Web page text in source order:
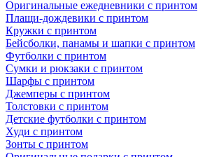
Оригинальные ежедневники с принтом
Плащи-дождевики с принтом
Кружки с принтом
Бейсболки, панамы и шапки с принтом
Футболки с принтом
Сумки и рюкзаки с принтом
Шарфы с принтом
Джемперы с принтом
Толстовки с принтом
Детские футболки с принтом
Худи с принтом
Зонты с принтом